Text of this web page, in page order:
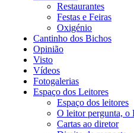
Restaurantes
Festas e Feiras
Oxigénio
Cantinho dos Bichos
Opinião
Visto
Vídeos
Fotogalerias
Espaço dos Leitores
Espaço dos leitores
O leitor pergunta, o
Cartas ao diretor